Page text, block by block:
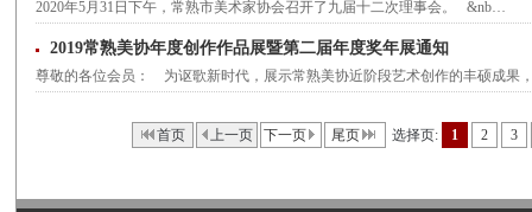
2020年5月31日下午，常熟市美术家协会召开了九届十二次理事会。 &nb…
2019常熟美协年度创作作品展暨第二届年度奖年展通知
尊敬的各位会员： 为讴歌新时代，展示常熟美协近阶段艺术创作的丰硕成果
首页 上一页 下一页 尾页 选择页: 1 2 3